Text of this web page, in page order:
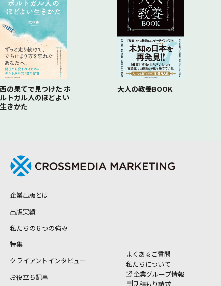
西の果てで見つけた ポ
ルトガル人のほどよい
生きかた
大人の教養BOOK
企業出版とは
出版実績
私たちの６つの強み
特集
クライアントインタビュー
お役立ち記事
よくあるご質問
私たちについて
企業グループ情報
見積もり請求